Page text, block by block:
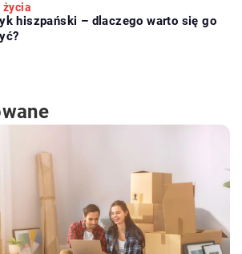
życia
hiszpański – dlaczego warto się go